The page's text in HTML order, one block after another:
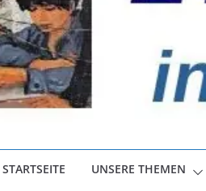
STARTSEITE UNSERE THEMEN